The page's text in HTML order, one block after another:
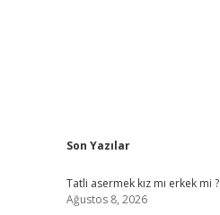
Sidebar
Son Yazılar
Tatli asermek kız mı erkek mi ?
Ağustos 8, 2026